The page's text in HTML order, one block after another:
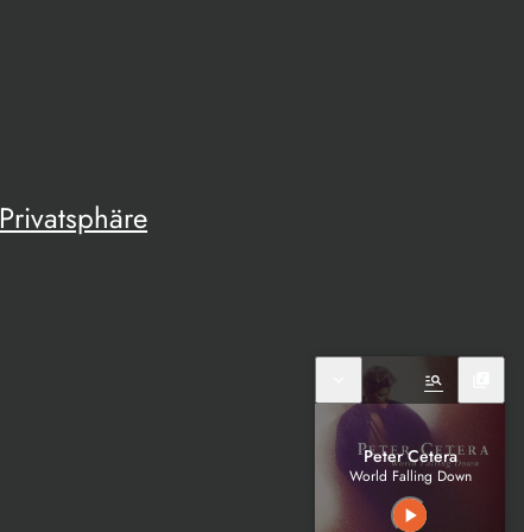
Privatsphäre
manage_search
Peter Cetera
World Falling Down
play_arrow